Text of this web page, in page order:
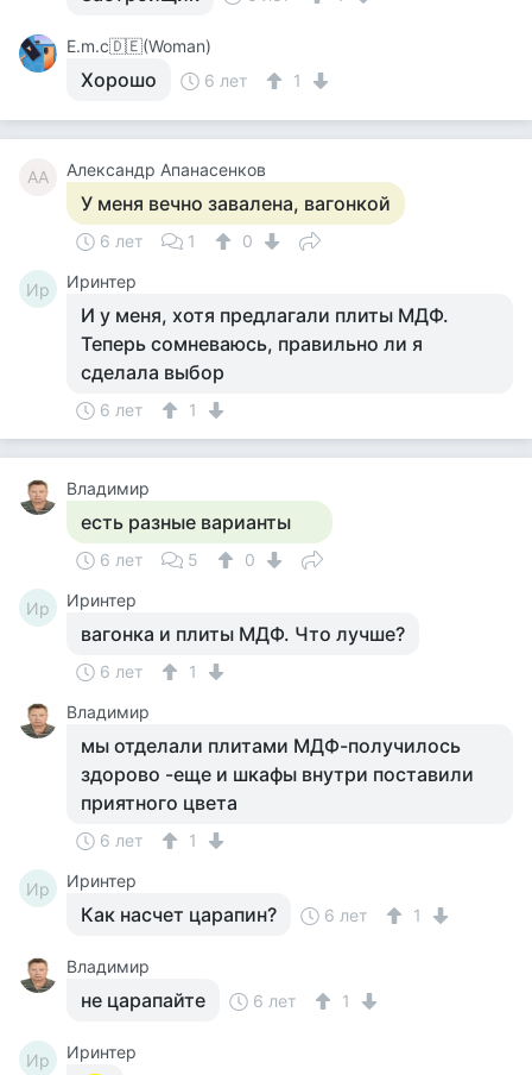
Е.m.c🇩🇪(Woman)
Хорошо 6 лет 1
АА Александр Апанасенков
У меня вечно завалена, вагонкой
6 лет 1 0
Ир Иринтер
И у меня, хотя предлагали плиты МДФ.
Теперь сомневаюсь, правильно ли я
сделала выбор
6 лет 1
Владимир
есть разные варианты
6 лет 5 0
Ир Иринтер
вагонка и плиты МДФ. Что лучше?
6 лет
1
Владимир
мы отделали плитами МДФ-получилось
здорово -еще и шкафы внутри поставили
приятного цвета
6 лет 1
Ир Иринтер
Как насчет царапин? 6 лет 1
Владимир
не царапайте 6 лет 1
Ир Иринтер